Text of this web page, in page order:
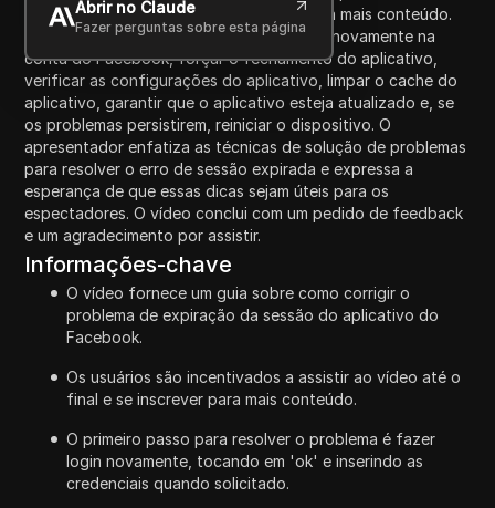
Abrir no Claude
Fazer perguntas sobre esta página
ficarem até o final e a se inscreverem para mais conteúdo.
Os passos delineados incluem fazer login novamente na
conta do Facebook, forçar o fechamento do aplicativo,
verificar as configurações do aplicativo, limpar o cache do
aplicativo, garantir que o aplicativo esteja atualizado e, se
os problemas persistirem, reiniciar o dispositivo. O
apresentador enfatiza as técnicas de solução de problemas
para resolver o erro de sessão expirada e expressa a
esperança de que essas dicas sejam úteis para os
espectadores. O vídeo conclui com um pedido de feedback
e um agradecimento por assistir.
Informações-chave
O vídeo fornece um guia sobre como corrigir o
problema de expiração da sessão do aplicativo do
Facebook.
Os usuários são incentivados a assistir ao vídeo até o
final e se inscrever para mais conteúdo.
O primeiro passo para resolver o problema é fazer
login novamente, tocando em 'ok' e inserindo as
credenciais quando solicitado.